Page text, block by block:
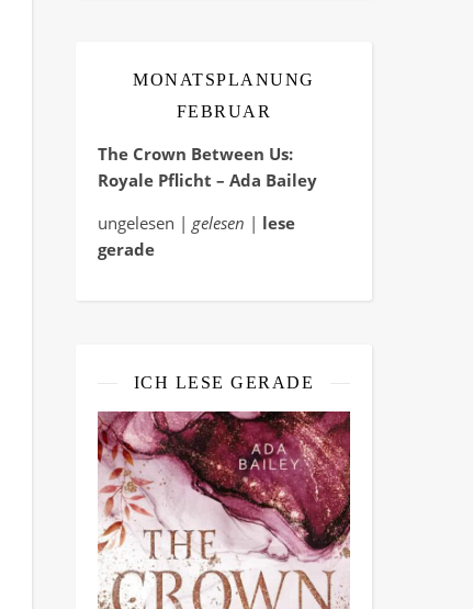
MONATSPLANUNG
FEBRUAR
The Crown Between Us:
Royale Pflicht – Ada Bailey
ungelesen | gelesen | lese
gerade
ICH LESE GERADE